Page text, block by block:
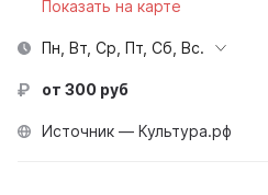
Показать на карте
Пн, Вт, Ср, Пт, Сб, Вс.
от 300 руб
Источник — Культура.рф